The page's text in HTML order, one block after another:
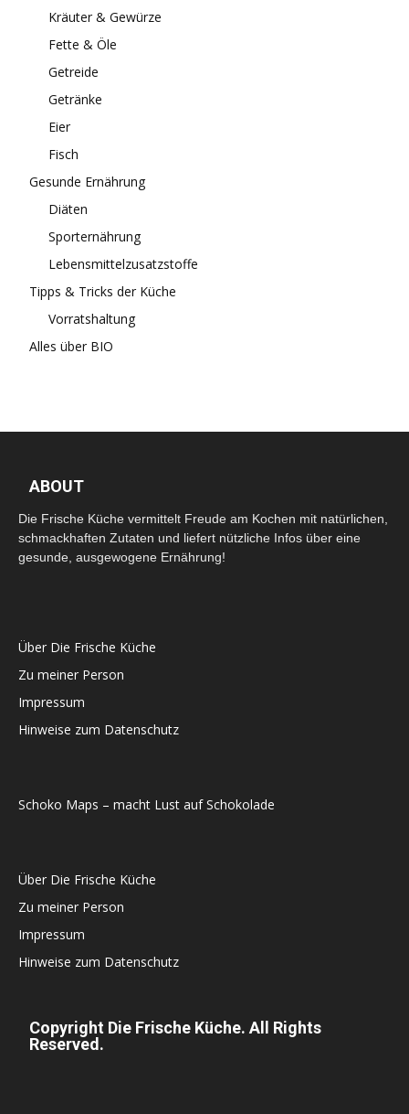
Kräuter & Gewürze
Fette & Öle
Getreide
Getränke
Eier
Fisch
Gesunde Ernährung
Diäten
Sporternährung
Lebensmittelzusatzstoffe
Tipps & Tricks der Küche
Vorratshaltung
Alles über BIO
ABOUT
Die Frische Küche vermittelt Freude am Kochen mit natürlichen,
schmackhaften Zutaten und liefert nützliche Infos über eine
gesunde, ausgewogene Ernährung!
Über Die Frische Küche
Zu meiner Person
Impressum
Hinweise zum Datenschutz
Schoko Maps – macht Lust auf Schokolade
Über Die Frische Küche
Zu meiner Person
Impressum
Hinweise zum Datenschutz
Copyright Die Frische Küche. All Rights
Reserved.